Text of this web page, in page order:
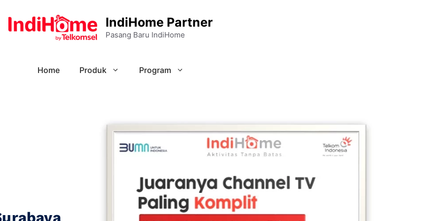
IndiHome Partner
Pasang Baru IndiHome
Home Produk Program